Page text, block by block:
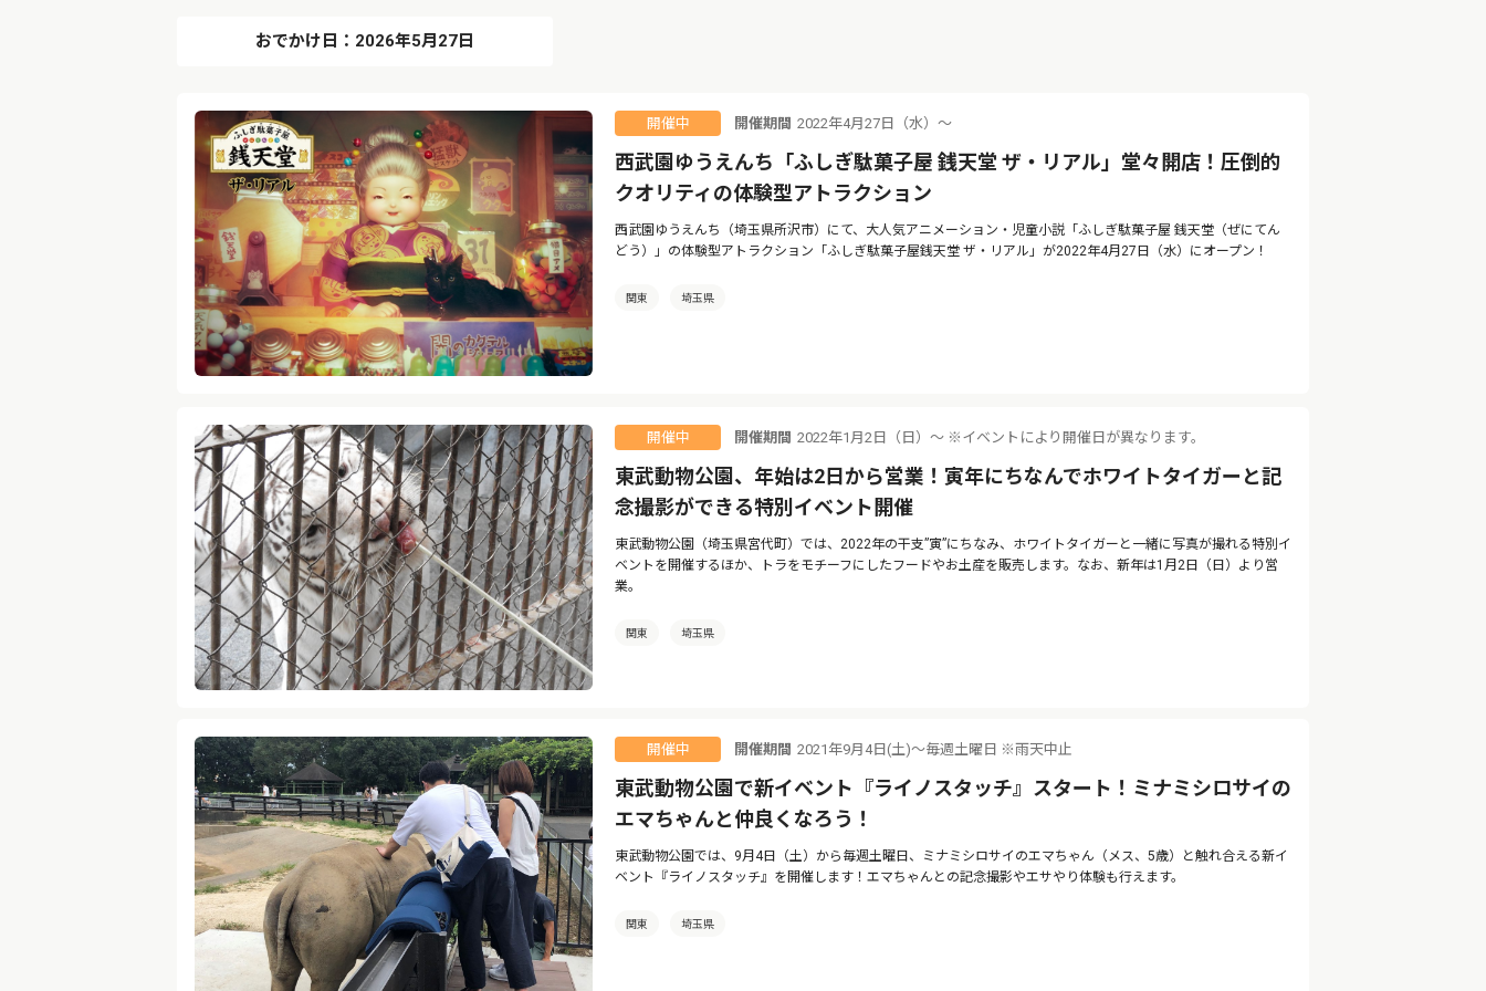
おでかけ日：2026年5月27日
開催中 開催期間 2022年4月27日（水）〜
西武園ゆうえんち「ふしぎ駄菓子屋 銭天堂 ザ・リアル」堂々開店！圧倒的
クオリティの体験型アトラクション
西武園ゆうえんち（埼玉県所沢市）にて、大人気アニメーション・児童小説「ふしぎ駄菓子屋 銭天堂（ぜにてん
どう）」の体験型アトラクション「ふしぎ駄菓子屋銭天堂 ザ・リアル」が2022年4月27日（水）にオープン！
関東 埼玉県
開催中 開催期間 2022年1月2日（日）〜 ※イベントにより開催日が異なります。
東武動物公園、年始は2日から営業！寅年にちなんでホワイトタイガーと記
念撮影ができる特別イベント開催
東武動物公園（埼玉県宮代町）では、2022年の干支”寅”にちなみ、ホワイトタイガーと一緒に写真が撮れる特別イ
ベントを開催するほか、トラをモチーフにしたフードやお土産を販売します。なお、新年は1月2日（日）より営
業。
関東 埼玉県
開催中 開催期間 2021年9月4日(土)～毎週土曜日 ※雨天中止
東武動物公園で新イベント『ライノスタッチ』スタート！ミナミシロサイの
エマちゃんと仲良くなろう！
東武動物公園では、9月4日（土）から毎週土曜日、ミナミシロサイのエマちゃん（メス、5歳）と触れ合える新イ
ベント『ライノスタッチ』を開催します！エマちゃんとの記念撮影やエサやり体験も行えます。
関東 埼玉県